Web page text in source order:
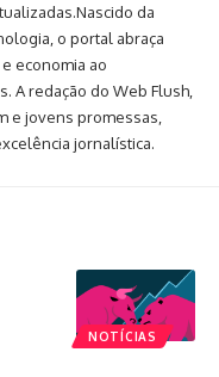
da
o portal abraça
economia ao
A redação do Web Flush,
e jovens promessas,
jornalística.
NOTÍCIAS